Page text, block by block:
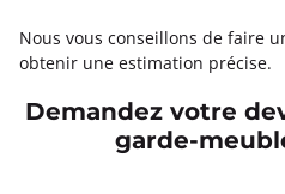
Nous vous conseillons de faire
obtenir une estimation précise.
Demandez votre
garde-